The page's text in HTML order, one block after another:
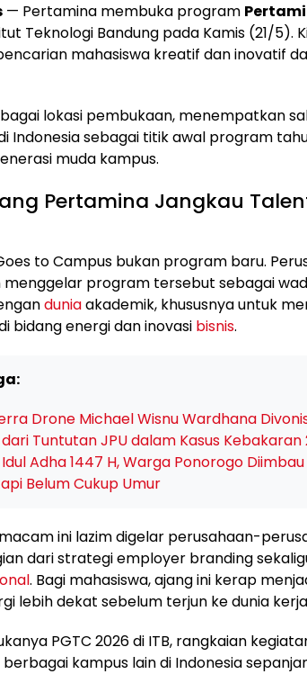
— Pertamina membuka program
Teknologi Bandung pada Kamis (21/5).
mahasiswa kreatif dan inovatif
lokasi pembukaan, menempatkan
Indonesia sebagai titik awal program
muda kampus.
Pertamina Jangkau
to Campus bukan program baru.
program tersebut sebagai
duniaakademik, khususnya untuk
bidang energi dan inovasi bisnis.
Drone Michael Wisnu Wardhana
dari Tuntutan JPU dalam Kasus
Adha 1447 H, Warga Ponorogo
Belum Cukup Umur
ini lazim digelar perusahaan-
dari strategi employer branding
. Bagi mahasiswa, ajang ini kerap
lebih dekat sebelum terjun ke dunia
PGTC 2026 di ITB, rangkaian
kampus lain di Indonesia